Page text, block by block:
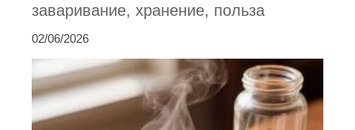
заваривание, хранение, польза
02/06/2026